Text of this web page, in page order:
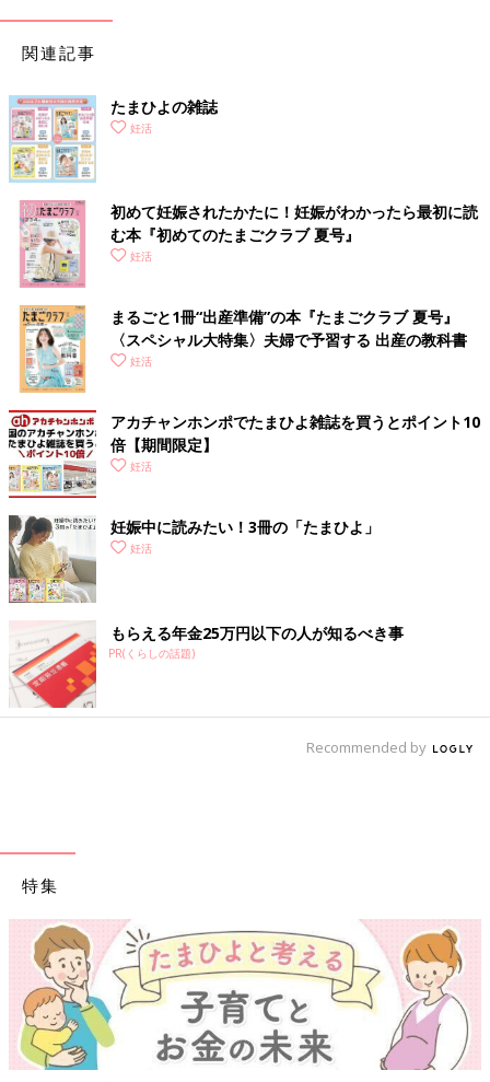
関連記事
たまひよの雑誌
妊活
初めて妊娠されたかたに！妊娠がわかったら最初に読
む本『初めてのたまごクラブ 夏号』
妊活
まるごと1冊“出産準備”の本『たまごクラブ 夏号』
〈スペシャル大特集〉夫婦で予習する 出産の教科書
妊活
アカチャンホンポでたまひよ雑誌を買うとポイント10
倍【期間限定】
妊活
妊娠中に読みたい！3冊の「たまひよ」
妊活
もらえる年金25万円以下の人が知るべき事
PR(くらしの話題)
Recommended by
特集
【ワクチン接種できるものも】妊婦の感染症対策、知っておいて！